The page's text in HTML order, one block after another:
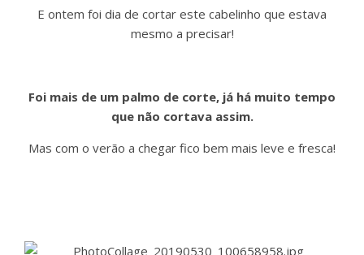
E ontem foi dia de cortar este cabelinho que estava
mesmo a precisar!
Foi mais de um palmo de corte, já há muito tempo
que não cortava assim.
Mas com o verão a chegar fico bem mais leve e fresca!